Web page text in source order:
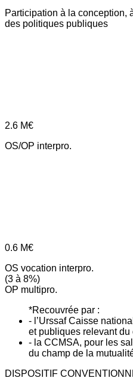
Participation à la conception,
des politiques publiques
2.6 M€
OS/OP interpro.
0.6 M€
OS vocation interpro.
(3 à 8%)
OP multipro.
*Recouvrée par :
- l’Urssaf Caisse
et publiques relevant
- la CCMSA, pour les
du champ de la
DISPOSITIF